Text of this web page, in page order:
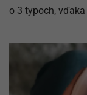
o 3 typoch,